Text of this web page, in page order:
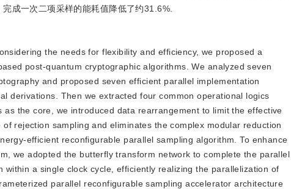
成一次二项采样的能耗值降低了约31.6%.
the needs for flexibility and efficiency, we proposed a
post-quantum cryptographic algorithms. We analyzed seven
and proposed seven efficient parallel implementation
derivations. Then we extracted four common operational logics
the core, we introduced data rearrangement to limit the effective
rejection sampling and eliminates the complex modular reduction
efficient reconfigurable parallel sampling algorithm. To enhance
we adopted the butterfly transform network to complete the parallel
a single clock cycle, efficiently realizing the parallelization of
parallel reconfigurable sampling accelerator architecture